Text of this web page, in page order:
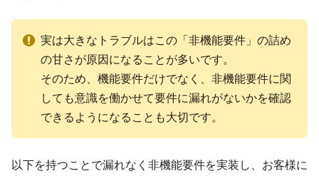
実は大きなトラブルはこの「非機能要件」の詰め
の甘さが原因になることが多いです。
そのため、機能要件だけでなく、非機能要件に関
しても意識を働かせて要件に漏れがないかを確認
できるようになることも大切です。
以下を持つことで漏れなく非機能要件を実装し、お客様に